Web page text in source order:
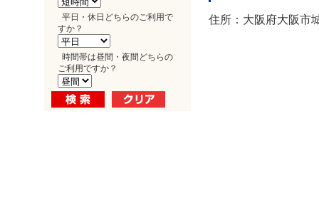
平日・休日どちらのご利用で
すか？
時間帯は昼間・夜間どちらの
ご利用ですか？
住所：大阪府大阪市